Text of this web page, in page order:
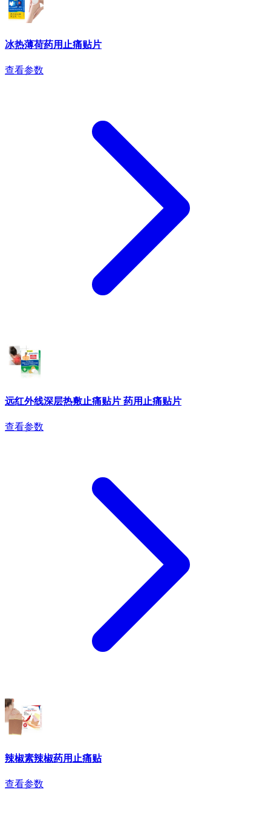
冰热薄荷药用止痛贴片
查看参数
远红外线深层热敷止痛贴片 药用止痛贴片
查看参数
辣椒素辣椒药用止痛贴
查看参数